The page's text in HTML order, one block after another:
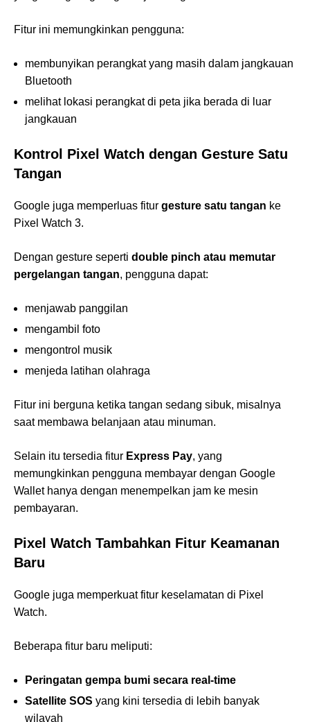
Fitur ini memungkinkan pengguna:
membunyikan perangkat yang masih dalam jangkauan
Bluetooth
melihat lokasi perangkat di peta jika berada di luar
jangkauan
Kontrol Pixel Watch dengan Gesture Satu
Tangan
Google juga memperluas fitur gesture satu tangan ke
Pixel Watch 3.
Dengan gesture seperti double pinch atau memutar
pergelangan tangan, pengguna dapat:
menjawab panggilan
mengambil foto
mengontrol musik
menjeda latihan olahraga
Fitur ini berguna ketika tangan sedang sibuk, misalnya
saat membawa belanjaan atau minuman.
Selain itu tersedia fitur Express Pay, yang
memungkinkan pengguna membayar dengan Google
Wallet hanya dengan menempelkan jam ke mesin
pembayaran.
Pixel Watch Tambahkan Fitur Keamanan
Baru
Google juga memperkuat fitur keselamatan di Pixel
Watch.
Beberapa fitur baru meliputi:
Peringatan gempa bumi secara real-time
Satellite SOS yang kini tersedia di lebih banyak
wilayah